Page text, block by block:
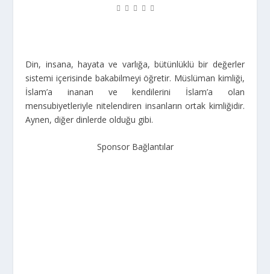
Din, insana, hayata ve varlığa, bütünlüklü bir değerler
sistemi içerisinde bakabilmeyi öğretir. Müslüman kimliği,
İslam’a inanan ve kendilerini İslam’a olan
mensubiyetleriyle nitelendiren insanların ortak kimliğidir.
Aynen, diğer dinlerde olduğu gibi.
Sponsor Bağlantılar